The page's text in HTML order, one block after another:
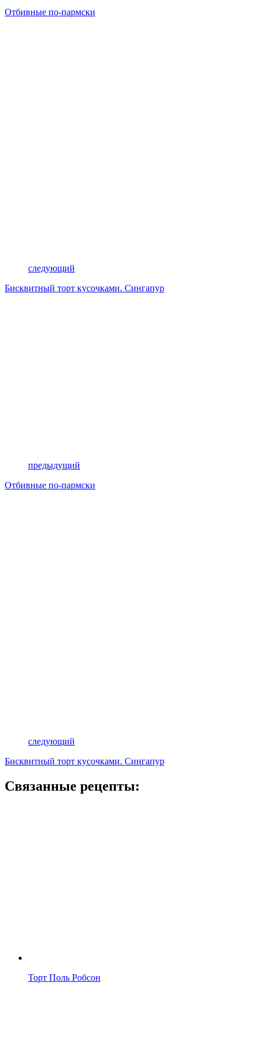
Отбивные по-пармски
следующий
Бисквитный торт кусочками. Сингапур
предыдущий
Отбивные по-пармски
следующий
Бисквитный торт кусочками. Сингапур
Связанные рецепты:
Торт Поль Робсон